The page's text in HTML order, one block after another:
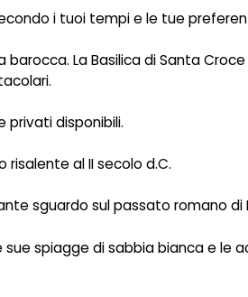
i tuoi tempi e le tue
La Basilica di Santa
privati disponibili.
al II secolo d.C.
sguardo sul passato romano di
spiagge di sabbia bianca e le